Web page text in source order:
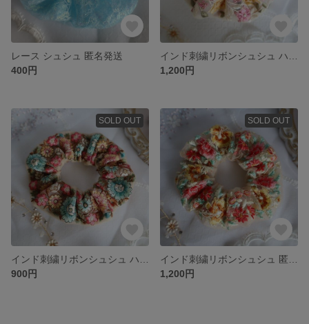
レース シュシュ 匿名発送
400円
1,200円
SOLD OUT
900円
SOLD OUT
1,200円